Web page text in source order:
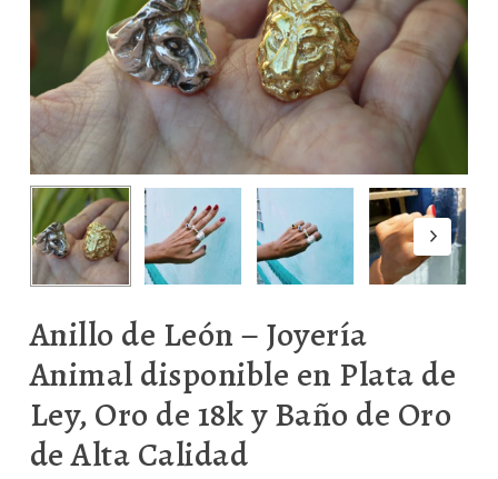
Anillo de León – Joyería
Animal disponible en Plata de
Ley, Oro de 18k y Baño de Oro
de Alta Calidad